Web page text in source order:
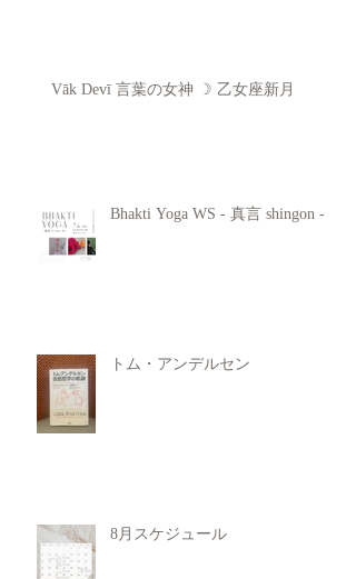
Vāk Devī 言葉の女神 ☽ 乙女座新月
Bhakti Yoga WS - 真言 shingon -
トム・アンデルセン
8月スケジュール